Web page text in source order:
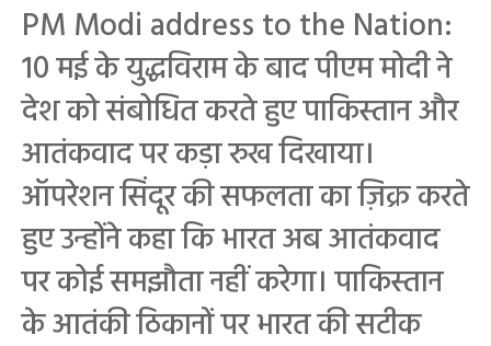
PM Modi address to the Nation:
10 मई के युद्धविराम के बाद पीएम मोदी ने
देश को संबोधित करते हुए पाकिस्तान और
आतंकवाद पर कड़ा रुख दिखाया।
ऑपरेशन सिंदूर की सफलता का ज़िक्र करते
हुए उन्होंने कहा कि भारत अब आतंकवाद
पर कोई समझौता नहीं करेगा। पाकिस्तान
के आतंकी ठिकानों पर भारत की सटीक